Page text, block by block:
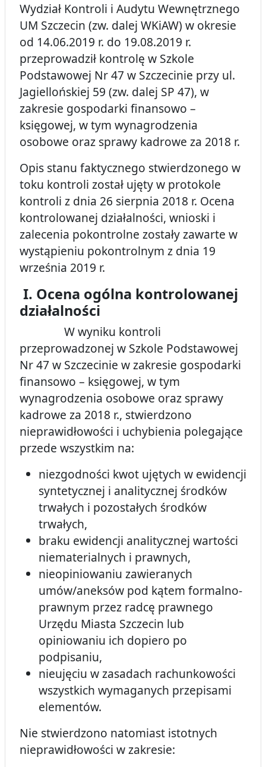
Wydział Kontroli i Audytu Wewnętrznego
UM Szczecin (zw. dalej WKiAW) w okresie
od 14.06.2019 r. do 19.08.2019 r.
przeprowadził kontrolę w Szkole
Podstawowej Nr 47 w Szczecinie przy ul.
Jagiellońskiej 59 (zw. dalej SP 47), w
zakresie gospodarki finansowo –
księgowej, w tym wynagrodzenia
osobowe oraz sprawy kadrowe za 2018 r.
Opis stanu faktycznego stwierdzonego w
toku kontroli został ujęty w protokole
kontroli z dnia 26 sierpnia 2018 r. Ocena
kontrolowanej działalności, wnioski i
zalecenia pokontrolne zostały zawarte w
wystąpieniu pokontrolnym z dnia 19
września 2019 r.
I. Ocena ogólna kontrolowanej
działalności
W wyniku kontroli
przeprowadzonej w Szkole Podstawowej
Nr 47 w Szczecinie w zakresie gospodarki
finansowo – księgowej, w tym
wynagrodzenia osobowe oraz sprawy
kadrowe za 2018 r., stwierdzono
nieprawidłowości i uchybienia polegające
przede wszystkim na:
niezgodności kwot ujętych w ewidencji
syntetycznej i analitycznej środków
trwałych i pozostałych środków
trwałych,
braku ewidencji analitycznej wartości
niematerialnych i prawnych,
nieopiniowaniu zawieranych
umów/aneksów pod kątem formalno-
prawnym przez radcę prawnego
Urzędu Miasta Szczecin lub
opiniowaniu ich dopiero po
podpisaniu,
nieujęciu w zasadach rachunkowości
wszystkich wymaganych przepisami
elementów.
Nie stwierdzono natomiast istotnych
nieprawidłowości w zakresie: